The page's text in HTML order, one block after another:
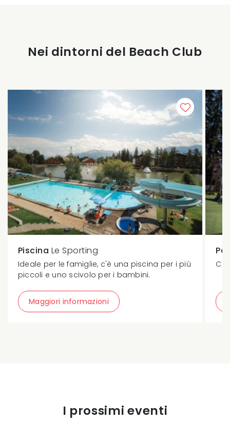
Nei dintorni del Beach Club
Piscina Le Sporting
Ideale per le famiglie, c'è una piscina per i più
piccoli e uno scivolo per i bambini.
Maggiori informazioni
I prossimi eventi